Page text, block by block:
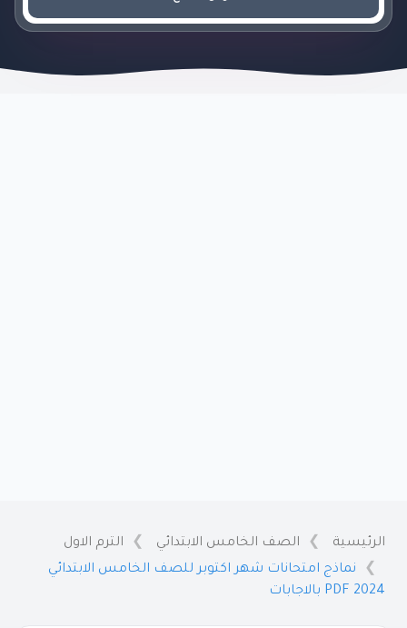
الرئيسية الصف الخامس الابتدائي
الترم الاول
نماذج امتحانات شهر اكتوبر للصف الخامس الابتدائي
2024 PDF بالاجابات